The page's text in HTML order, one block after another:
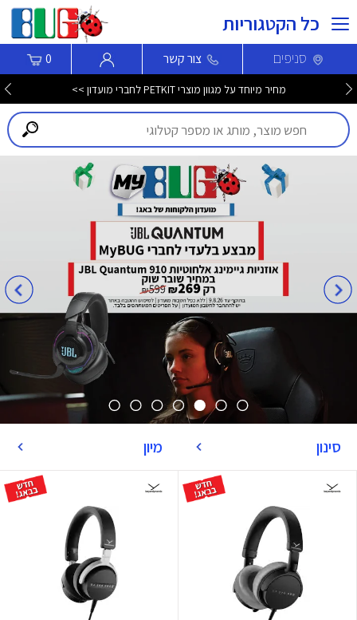
כל הקטגוריות
סניפים צור קשר 0
מחיר מיוחד על מגוון מוצרי PETKIT לחברי מועדון >>
סינון מיון